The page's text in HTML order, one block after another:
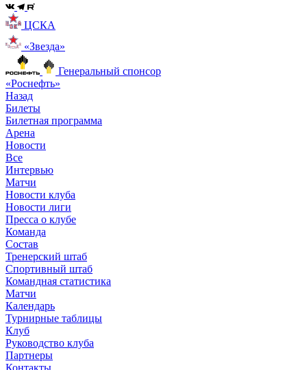
ЦСКА
«Звезда»
Генеральный спонсор
«Роснефть»
Назад
Билеты
Билетная программа
Арена
Новости
Все
Интервью
Матчи
Новости клуба
Новости лиги
Пресса о клубе
Команда
Состав
Тренерский штаб
Спортивный штаб
Командная статистика
Матчи
Календарь
Турнирные таблицы
Клуб
Руководство клуба
Партнеры